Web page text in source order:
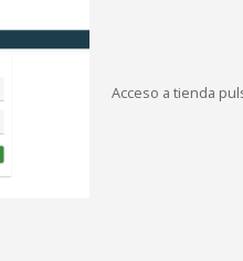
Acceso a tienda